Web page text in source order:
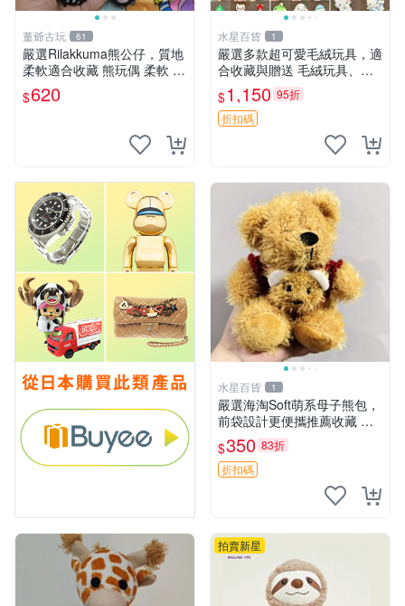
董爺古玩 61
嚴選Rilakkuma熊公仔，質地
柔軟適合收藏 熊玩偶 柔軟 公
仔 收藏
$620
水星百貨 1
嚴選多款超可愛毛絨玩具，適
合收藏與贈送 毛絨玩具、抱
枕、公仔
$1,150 95折
折扣碼
水星百貨 1
嚴選海淘Soft萌系母子熊包，
前袋設計更便攜推薦收藏 母
子熊 軟綿綿 包包
$350 83折
折扣碼
拍賣新星